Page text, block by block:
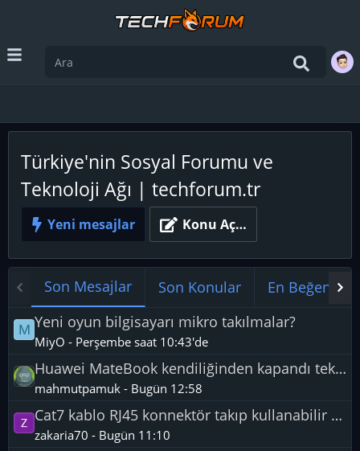
Türkiye'nin Sosyal Forumu ve
Teknoloji Ağı | techforum.tr
Yeni mesajlar Konu Aç…
Son Mesajlar Son Konular En
M Yeni oyun bilgisayarı mikro takılmalar?
MiyO - Perşembe saat 10:43'de
Huawei MateBook kendiliğinden kapandı tekrar açılmıyor?
mahmutpamuk - Bugün 12:58
Cat7 kablo RJ45 konnektör takıp kullanabilir miyim?
zakaria70 - Bugün 11:10